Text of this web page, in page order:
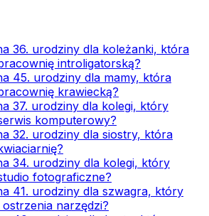
36. urodziny dla koleżanki, która
introligatorską?
45. urodziny dla mamy, która
krawiecką?
37. urodziny dla kolegi, który
komputerowy?
32. urodziny dla siostry, która
34. urodziny dla kolegi, który
fotograficzne?
41. urodziny dla szwagra, który
narzędzi?